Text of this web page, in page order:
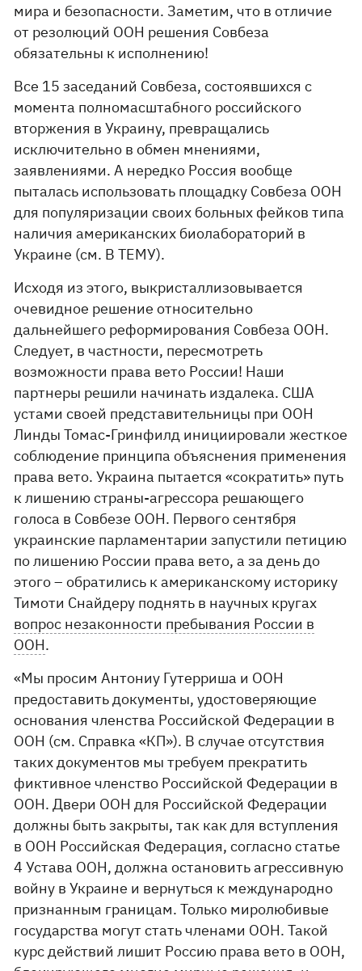
мира и безопасности. Заметим, что в отличие
от резолюций ООН решения Совбеза
обязательны к исполнению!
Все 15 заседаний Совбеза, состоявшихся с
момента полномасштабного российского
вторжения в Украину, превращались
исключительно в обмен мнениями,
заявлениями. А нередко Россия вообще
пыталась использовать площадку Совбеза ООН
для популяризации своих больных фейков типа
наличия американских биолабораторий в
Украине (см. В ТЕМУ).
Исходя из этого, выкристаллизовывается
очевидное решение относительно
дальнейшего реформирования Совбеза ООН.
Следует, в частности, пересмотреть
возможности права вето России! Наши
партнеры решили начинать издалека. США
устами своей представительницы при ООН
Линды Томас-Гринфилд инициировали жесткое
соблюдение принципа объяснения применения
права вето. Украина пытается «сократить» путь
к лишению страны-агрессора решающего
голоса в Совбезе ООН. Первого сентября
украинские парламентарии запустили петицию
по лишению России права вето, а за день до
этого – обратились к американскому историку
Тимоти Снайдеру поднять в научных кругах
вопрос незаконности пребывания России в
ООН.
«Мы просим Антониу Гутерриша и ООН
предоставить документы, удостоверяющие
основания членства Российской Федерации в
ООН (см. Справка «КП»). В случае отсутствия
таких документов мы требуем прекратить
фиктивное членство Российской Федерации в
ООН. Двери ООН для Российской Федерации
должны быть закрыты, так как для вступления
в ООН Российская Федерация, согласно статье
4 Устава ООН, должна остановить агрессивную
войну в Украине и вернуться к международно
признанным границам. Только миролюбивые
государства могут стать членами ООН. Такой
курс действий лишит Россию права вето в ООН,